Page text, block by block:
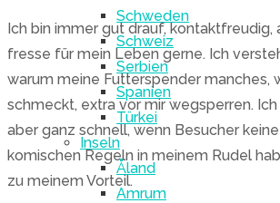
Schweden
Schweiz
Serbien
Spanien
Türkei
Inseln
Åland
Amrum
Ich bin immer gut drauf, kontaktfreudig,
fresse für mein Leben gerne. Ich
warum meine Futterspender manches,
schmeckt, extra vor mir wegsperren.
aber ganz schnell, wenn Besucher
komischen Regeln in meinem Rudel
zu meinem Vorteil.